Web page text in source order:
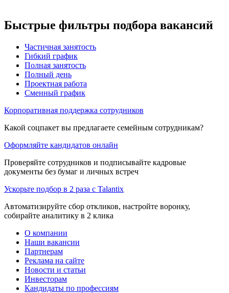
Быстрые фильтры подбора вакансий
Частичная занятость
Гибкий график
Полная занятость
Полный день
Проектная работа
Сменный график
Корпоративная поддержка сотрудников
Какой соцпакет вы предлагаете семейным сотрудникам?
Оформляйте кандидатов онлайн
Проверяйте сотрудников и подписывайте кадровые
документы без бумаг и личных встреч
Ускорьте подбор в 2 раза с Talantix
Автоматизируйте сбор откликов, настройте воронку,
собирайте аналитику в 2 клика
О компании
Наши вакансии
Партнерам
Реклама на сайте
Новости и статьи
Инвесторам
Кандидаты по профессиям